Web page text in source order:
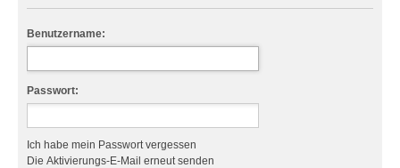
Benutzername:
Passwort:
Ich habe mein Passwort vergessen
Die Aktivierungs-E-Mail erneut senden